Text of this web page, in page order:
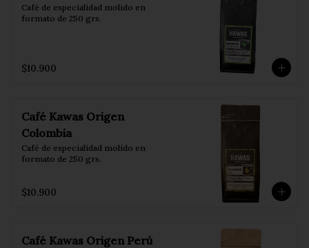
Café de especialidad molido en
formato de 250 grs.
$10.900
Café Kawas Origen
Colombia
Café de especialidad molido en
formato de 250 grs.
$10.900
Café Kawas Origen Perú